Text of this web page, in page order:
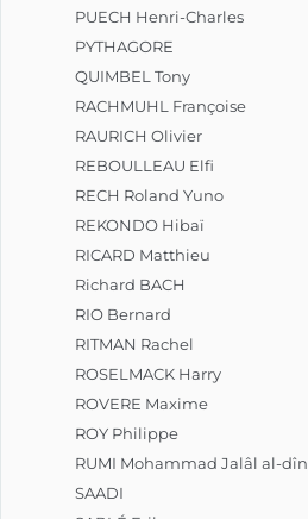
PUECH Henri-Charles
PYTHAGORE
QUIMBEL Tony
RACHMUHL Françoise
RAURICH Olivier
REBOULLEAU Elfi
RECH Roland Yuno
REKONDO Hibaï
RICARD Matthieu
Richard BACH
RIO Bernard
RITMAN Rachel
ROSELMACK Harry
ROVERE Maxime
ROY Philippe
RUMI Mohammad Jalâl al-dîn
SAADI